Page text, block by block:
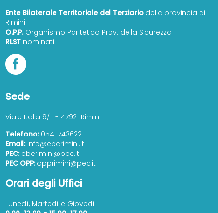
Ente Bilaterale Territoriale del Terziario della provincia di
Rimini
O.P.P.Organismo Paritetico Prov. della Sicurezza
RLST nominati
Sede
Viale Italia 9/11 - 47921 Rimini
Telefono:0541 743622
Email: info@ebcrimini.it
PEC: ebcrimini@pec.it
PEC OPP: opprimini@pec.it
Orari degli Uffici
Lunedì, Martedì e Giovedì